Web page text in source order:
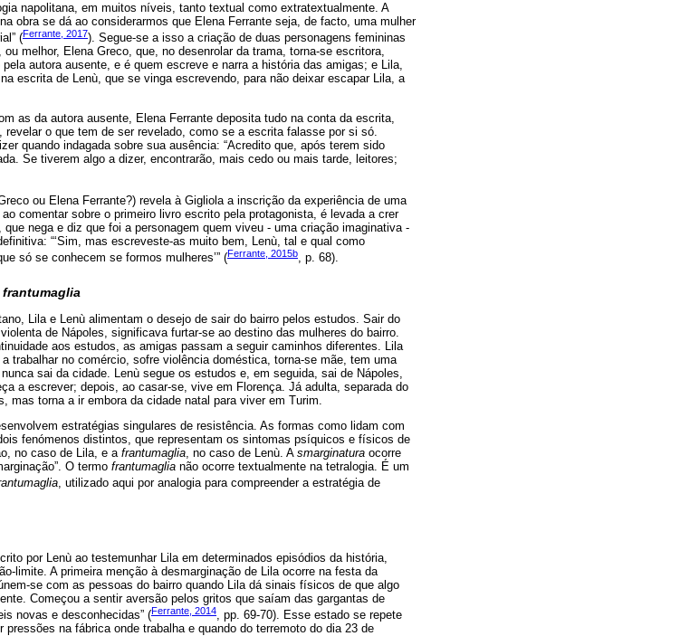
napolitana, em muitos níveis, tanto textual como extratextualmente. A
obra se dá ao considerarmos que Elena Ferrante seja, de facto, uma mulher
(Ferrante, 2017). Segue-se a isso a criação de duas personagens femininas
melhor, Elena Greco, que, no desenrolar da trama, torna-se escritora,
autora ausente, e é quem escreve e narra a história das amigas; e Lila,
escrita de Lenù, que se vinga escrevendo, para não deixar escapar Lila, a
as da autora ausente, Elena Ferrante deposita tudo na conta da escrita,
o que tem de ser revelado, como se a escrita falasse por si só.
quando indagada sobre sua ausência: “Acredito que, após terem sido
Se tiverem algo a dizer, encontrarão, mais cedo ou mais tarde, leitores;
ou Elena Ferrante?) revela à Gigliola a inscrição da experiência de uma
comentar sobre o primeiro livro escrito pela protagonista, é levada a crer
nega e diz que foi a personagem quem viveu - uma criação imaginativa -
“‘Sim, mas escreveste-as muito bem, Lenù, tal e qual como
só se conhecem se formos mulheres’” (Ferrante, 2015b, p. 68).
frantumaglia
Lila e Lenù alimentam o desejo de sair do bairro pelos estudos. Sair do
de Nápoles, significava furtar-se ao destino das mulheres do bairro.
aos estudos, as amigas passam a seguir caminhos diferentes. Lila
trabalhar no comércio, sofre violência doméstica, torna-se mãe, tem uma
sai da cidade. Lenù segue os estudos e, em seguida, sai de Nápoles,
a escrever; depois, ao casar-se, vive em Florença. Já adulta, separada do
mas torna a ir embora da cidade natal para viver em Turim.
estratégias singulares de resistência. As formas como lidam com
fenómenos distintos, que representam os sintomas psíquicos e físicos de
no caso de Lila, e a frantumaglia , no caso de Lenù. A smarginatura ocorre
O termo frantumaglia não ocorre textualmente na tetralogia. É um
, utilizado aqui por analogia para compreender a estratégia de
por Lenù ao testemunhar Lila em determinados episódios da história,
limite. A primeira menção à desmarginação de Lila ocorre na festa da
se com as pessoas do bairro quando Lila dá sinais físicos de que algo
Começou a sentir aversão pelos gritos que saíam das gargantas de
novas e desconhecidas” (Ferrante, 2014
, pp. 69-70). Esse estado se repete
na fábrica onde trabalha e quando do terremoto do dia 23 de